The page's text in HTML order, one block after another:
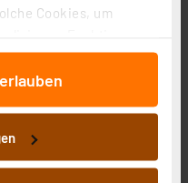
Cookies, um
und die Zugriffe
Außerdem geben
Werbung und
führen diese
weiteren Daten
zu Versandkosten